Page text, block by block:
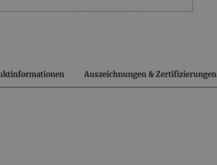
Auszeichnungen & Zertifizierungen